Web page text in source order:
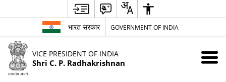
भारत सरकार GOVERNMENT OF INDIA
VICE PRESIDENT OF INDIA
Shri C. P. Radhakrishnan